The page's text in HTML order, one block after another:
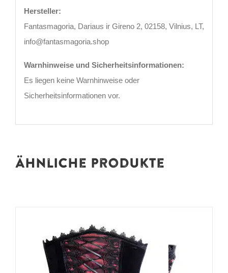
Hersteller:
Fantasmagoria, Dariaus ir Gireno 2, 02158, Vilnius, LT,
info@fantasmagoria.shop
Warnhinweise und Sicherheitsinformationen:
Es liegen keine Warnhinweise oder
Sicherheitsinformationen vor.
Ähnliche Produkte